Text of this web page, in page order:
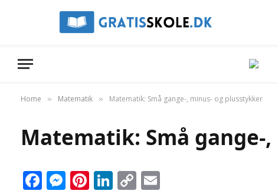
Home » Matematik » Matematik: Små gange-, minus- og plusstykker
Matematik: Små
Facebook
Messenger
Pinterest
LinkedIn
Copy